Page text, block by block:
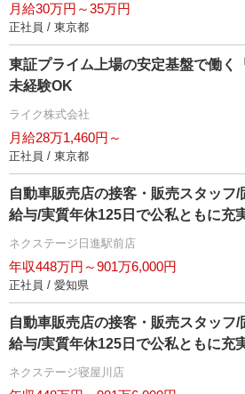
月給30万円～35万円
正社員 / 東京都
東証プライム上場の安定基盤で働く
未経験OK
ライク株式会社
月給28万1,460円～
正社員 / 東京都
自動車販売店の接客・販売スタッフ
給与/実質年休125日で公私ともに充
ネクステージ日進駅前店
年収448万円～901万6,000円
正社員 / 愛知県
自動車販売店の接客・販売スタッフ
給与/実質年休125日で公私ともに充
ネクステージ寝屋川店